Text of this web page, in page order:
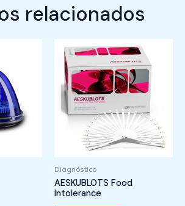
relacionados
Diagnóstico
AESKUBLOTS Food
Intolerance